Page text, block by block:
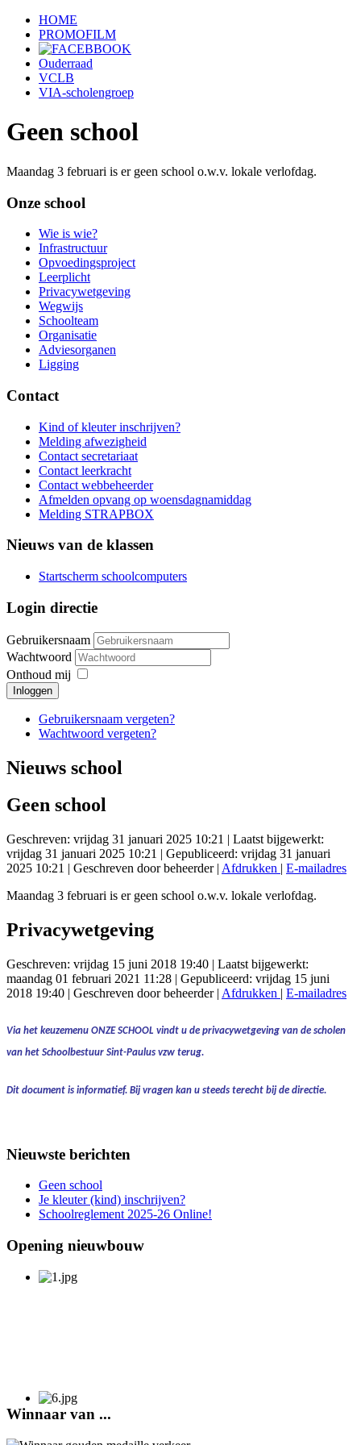
HOME
PROMOFILM
Ouderraad
VCLB
VIA-scholengroep
Geen school
Maandag 3 februari is er geen school o.w.v. lokale verlofdag.
Onze school
Wie is wie?
Infrastructuur
Opvoedingsproject
Leerplicht
Privacywetgeving
Wegwijs
Schoolteam
Organisatie
Adviesorganen
Ligging
Contact
Kind of kleuter inschrijven?
Melding afwezigheid
Contact secretariaat
Contact leerkracht
Contact webbeheerder
Afmelden opvang op woensdagnamiddag
Melding STRAPBOX
Nieuws van de klassen
Startscherm schoolcomputers
Login directie
Gebruikersnaam
Wachtwoord
Onthoud mij
Inloggen
Gebruikersnaam vergeten?
Wachtwoord vergeten?
Nieuws school
Geen school
Geschreven: vrijdag 31 januari 2025 10:21 | Laatst bijgewerkt:
vrijdag 31 januari 2025 10:21 | Gepubliceerd: vrijdag 31 januari
2025 10:21 | Geschreven door beheerder| Afdrukken | E-mailadres
Maandag 3 februari is er geen school o.w.v. lokale verlofdag.
Privacywetgeving
Geschreven: vrijdag 15 juni 2018 19:40 | Laatst bijgewerkt:
maandag 01 februari 2021 11:28 | Gepubliceerd: vrijdag 15 juni
2018 19:40 | Geschreven door beheerder| Afdrukken | E-mailadres
Via het keuzemenu ONZE SCHOOL vindt u de privacywetgeving van de scholen
van het Schoolbestuur Sint-Paulus vzw terug.
Dit document is informatief. Bij vragen kan u steeds terecht bij de directie.
Nieuwste berichten
Geen school
Je kleuter (kind) inschrijven?
Schoolreglement 2025-26 Online!
Opening nieuwbouw
Winnaar van ...